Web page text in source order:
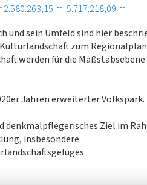
2.580.263,15 m: 5.717.218,09 m
und sein Umfeld sind hier
zum
werden für die
Jahren erweiterter Volkspark.
denkmalpflegerisches Ziel im
insbesondere